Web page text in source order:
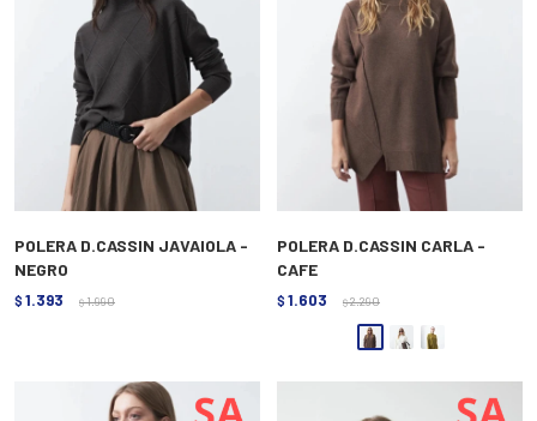
POLERA D.CASSIN JAVAIOLA -
NEGRO
$ 1.393 $ 1.990
POLERA D.CASSIN CARLA -
CAFE
$ 1.603 $ 2.290